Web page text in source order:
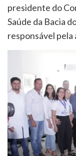
presidente do
Saúde da Bacia
responsável pela